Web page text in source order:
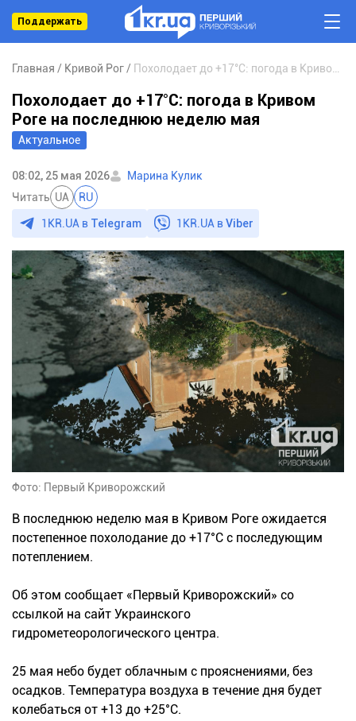
Поддержать
Главная Кривой Рог
Актуальное
Похолодает до +17°С: погода в Кривом
Роге на последнюю неделю мая
08:02, 25 мая 2026
Марина Кулик
Читать UA RU
1KR.UA в Telegram 1KR.UA вViber
Фото: Первый Криворожский
В последнюю неделю мая в Кривом Роге ожидается
постепенное похолодание до +17°С с последующим
потеплением.
Об этом сообщает «Первый Криворожский» со
ссылкой на сайт Украинского
гидрометеорологического центра.
25 мая небо будет облачным с прояснениями, без
осадков. Температура воздуха в течение дня будет
колебаться от +13 до +25°С.